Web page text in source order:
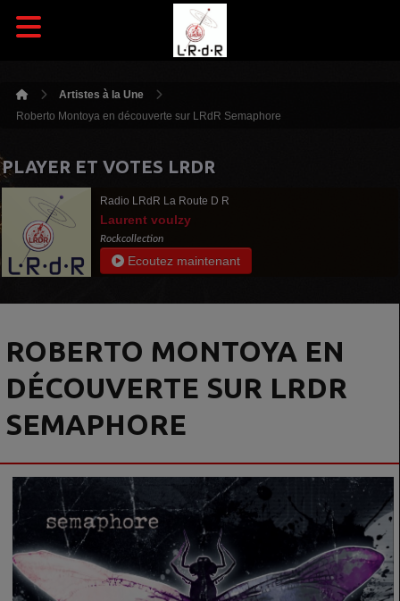
Artistes à la Une
Roberto Montoya en découverte sur LRdR Semaphore
PLAYER ET VOTES LRDR
Radio LRdR La Route D R
Laurent voulzy
Rockcollection
Ecoutez maintenant
ROBERTO MONTOYA EN
DÉCOUVERTE SUR LRDR
SEMAPHORE